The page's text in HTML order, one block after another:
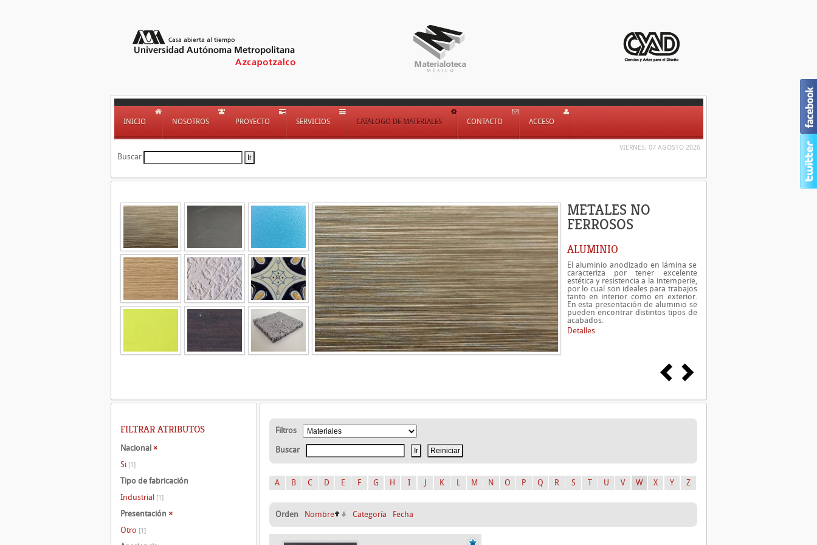
INICIO NOSOTROS PROYECTO SERVICIOS CATÁLOGO DE MATERIALES CONTACTO ACCESO
VIERNES, 07 AGOSTO 2026
Buscar
METALES NO
FERROSOS
ALUMINIO
El aluminio anodizado en lámina se
caracteriza por tener excelente
estética y resistencia a la intemperie,
por lo cual son ideales para trabajos
tanto en interior como en exterior.
En esta presentación de aluminio se
pueden encontrar distintos tipos de
acabados.
Detalles
Filtros
Buscar
A B C D E F G H I K L M N O P Q R S T U V W X Y Z
Orden Nombre Categoría Fecha
FILTRAR ATRIBUTOS
Nacional ×
Si [1]
Tipo de fabricación
Industrial [1]
Presentación ×
Otro [1]